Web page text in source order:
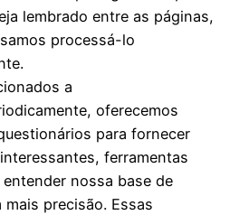
lembrado entre as páginas,
processá-lo
a
oferecemos
para fornecer
ferramentas
nossa base de
mais precisão. Essas